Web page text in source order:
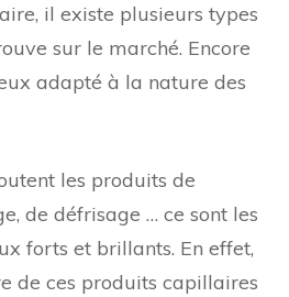
il existe plusieurs types
sur le marché. Encore
adapté à la nature des
les produits de
de défrisage … ce sont les
forts et brillants. En effet,
de ces produits capillaires